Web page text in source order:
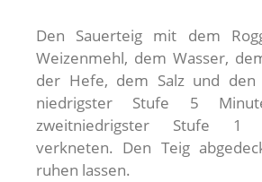
Den Sauerteig mit dem
Weizenmehl, dem Wasser,
der Hefe, dem Salz und den
niedrigster Stufe 5
zweitniedrigster Stufe 1
verkneten. Den Teig
ruhen lassen.